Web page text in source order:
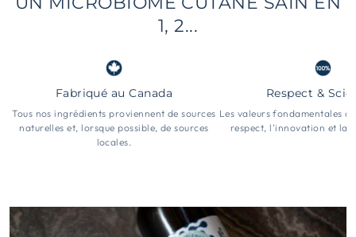
1, 2...
Fabriqué au Canada
Tous nos ingrédients proviennent de sources
naturelles et, lorsque possible, de sources
locales.
Respect &
Les valeurs fondamentales
respect, l'innovation et la